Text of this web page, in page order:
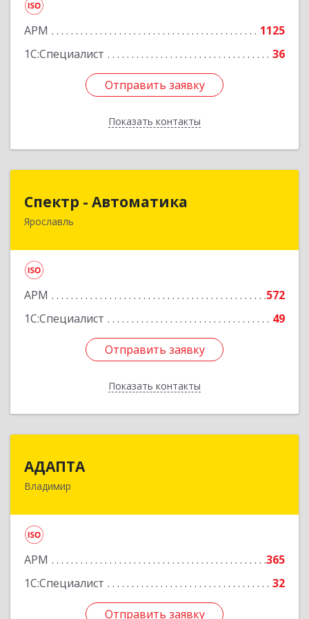
АРМ
1125
1С:Специалист
36
Отправить заявку
Показать контакты
Отправить заявку
Назад
Спектр - Автоматика
Ярославль
АРМ
572
1С:Специалист
49
Отправить заявку
Показать контакты
150054, Ярославская обл, Ярославль г, Щапова
Отправить заявку
Назад
АДАПТА
Владимир
АРМ
365
1С:Специалист
32
Отправить заявку
600005, Владимирская обл, Владимир г,
Отправить заявку